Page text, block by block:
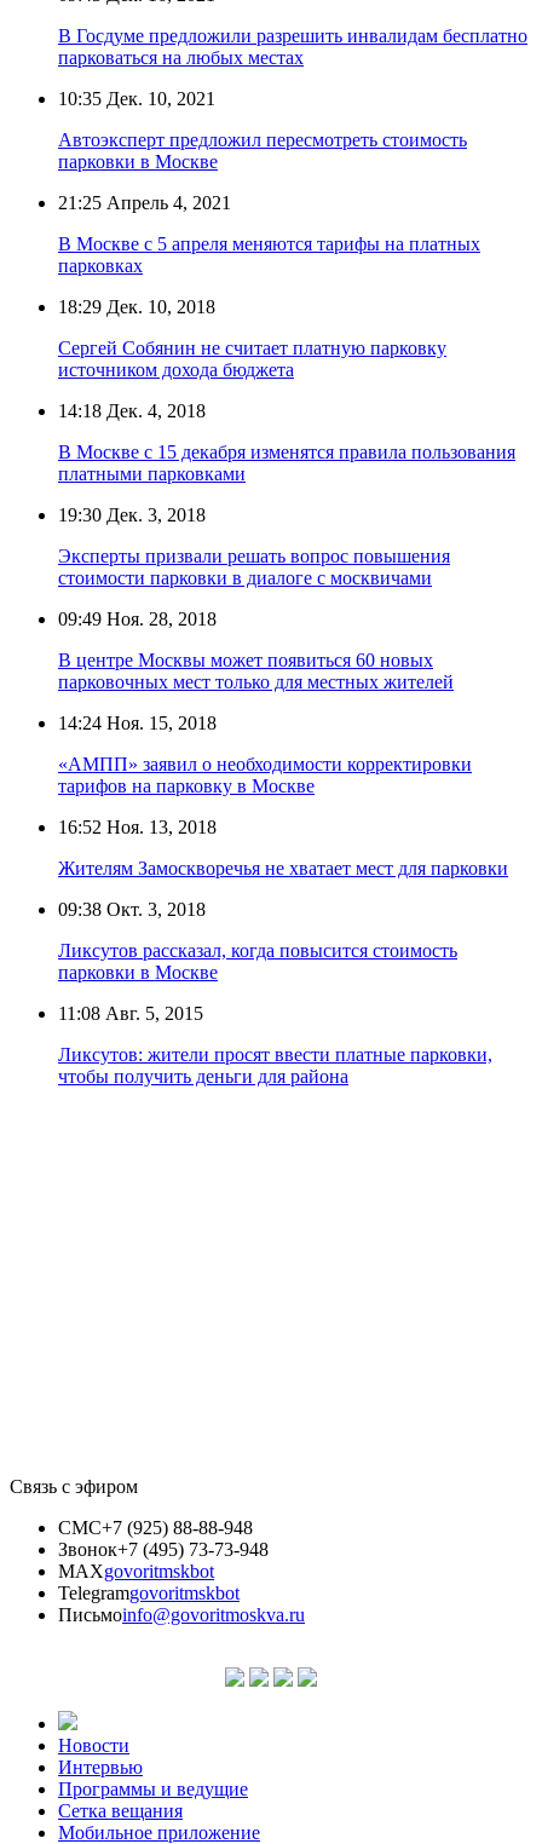
В Госдуме предложили разрешить инвалидам бесплатно
парковаться на любых местах
10:35 Дек. 10, 2021
Автоэксперт предложил пересмотреть стоимость
парковки в Москве
21:25 Апрель 4, 2021
В Москве с 5 апреля меняются тарифы на платных
парковках
18:29 Дек. 10, 2018
Сергей Собянин не считает платную парковку
источником дохода бюджета
14:18 Дек. 4, 2018
В Москве с 15 декабря изменятся правила пользования
платными парковками
19:30 Дек. 3, 2018
Эксперты призвали решать вопрос повышения
стоимости парковки в диалоге с москвичами
09:49 Ноя. 28, 2018
В центре Москвы может появиться 60 новых
парковочных мест только для местных жителей
14:24 Ноя. 15, 2018
«АМПП» заявил о необходимости корректировки
тарифов на парковку в Москве
16:52 Ноя. 13, 2018
Жителям Замоскворечья не хватает мест для парковки
09:38 Окт. 3, 2018
Ликсутов рассказал, когда повысится стоимость
парковки в Москве
11:08 Авг. 5, 2015
Ликсутов: жители просят ввести платные парковки,
чтобы получить деньги для района
Связь с эфиром
СМС+7 (925) 88-88-948
Звонок+7 (495) 73-73-948
MAXgovoritmskbot
Telegramgovoritmskbot
Письмоinfo@govoritmoskva.ru
Новости
Интервью
Программы и ведущие
Сетка вещания
Мобильное приложение